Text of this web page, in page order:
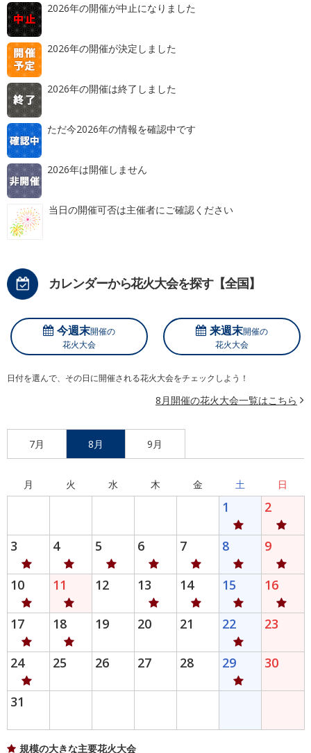
2026年の開催が中止になりました
2026年の開催が決定しました
2026年の開催は終了しました
ただ今2026年の情報を確認中です
2026年は開催しません
当日の開催可否は主催者にご確認ください
カレンダーから花火大会を探す【全国】
今週末開催の
花火大会
来週末開催の
花火大会
日付を選んで、その日に開催される花火大会をチェックしよう！
8月開催の花火大会一覧はこちら
7月 8月 9月
月 火 水 木 金 土 日
1 2
3 4 5 6 7 8 9
10 11 12 13 14 15 16
17 18 19 20 21 22 23
24 25 26 27 28 29 30
31
規模の大きな主要花火大会